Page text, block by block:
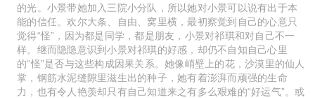
的光。小景带她加入三院小分队，所以她对小景可以说有出于本
能的信任。欢尔大条、自由、窝里横，最初察觉到自己的心意只
觉得“怪”，因为都是同学，都是朋友，小景对祁琪和对自己不一
样。继而隐隐意识到小景对祁琪的好感，却仍不自知自己心里
的“怪”是否与这些构成因果关系。她像峭壁上的花，沙漠里的仙人
掌，钢筋水泥缝隙里滋生出的种子，她有着澎湃而顽强的生命
力，也有令人艳羡却只有自己知道来之有多么艰难的“好运气”。或